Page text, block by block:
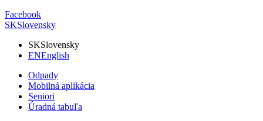
Facebook
SKSlovensky
SKSlovensky
ENEnglish
Odpady
Mobilná aplikácia
Seniori
Úradná tabuľa